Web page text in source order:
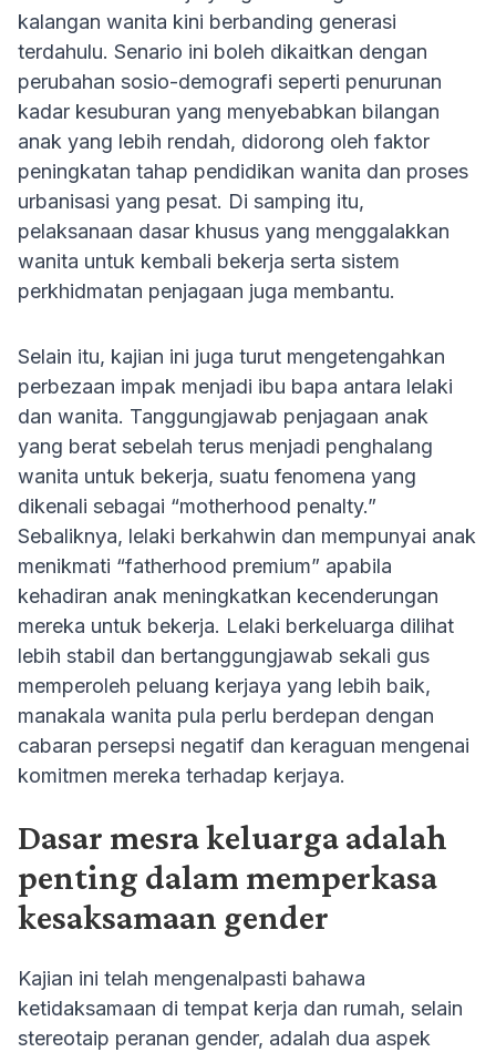
kalangan wanita kini berbanding generasi
terdahulu. Senario ini boleh dikaitkan dengan
perubahan sosio-demografi seperti penurunan
kadar kesuburan yang menyebabkan bilangan
anak yang lebih rendah, didorong oleh faktor
peningkatan tahap pendidikan wanita dan proses
urbanisasi yang pesat. Di samping itu,
pelaksanaan dasar khusus yang menggalakkan
wanita untuk kembali bekerja serta sistem
perkhidmatan penjagaan juga membantu.
Selain itu, kajian ini juga turut mengetengahkan
perbezaan impak menjadi ibu bapa antara lelaki
dan wanita. Tanggungjawab penjagaan anak
yang berat sebelah terus menjadi penghalang
wanita untuk bekerja, suatu fenomena yang
dikenali sebagai “motherhood penalty.”
Sebaliknya, lelaki berkahwin dan mempunyai anak
menikmati “fatherhood premium” apabila
kehadiran anak meningkatkan kecenderungan
mereka untuk bekerja. Lelaki berkeluarga dilihat
lebih stabil dan bertanggungjawab sekali gus
memperoleh peluang kerjaya yang lebih baik,
manakala wanita pula perlu berdepan dengan
cabaran persepsi negatif dan keraguan mengenai
komitmen mereka terhadap kerjaya.
Dasar mesra keluarga adalah
penting dalam memperkasa
kesaksamaan gender
Kajian ini telah mengenalpasti bahawa
ketidaksamaan di tempat kerja dan rumah, selain
stereotaip peranan gender, adalah dua aspek